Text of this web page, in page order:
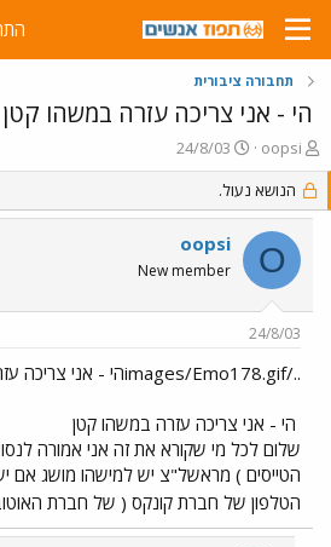
תחבורה ציבורית
הי - אני צריכה עזרה במשהו קטן
פ
ו
ת
ח
נ
oopsi
פ
ו
ר
ס
ם
ב
ת
ך
24/8/03
הנושא נעול.
O
oopsi
New member
24/8/03
../images/Emo178.gifהי - אני צריכה עזרה במשהו קטן
הי - אני צריכה עזרה במשהו קטן
שלום לכל מי שקורא את זה אני אמורה
הטייסים ) מראשל"צ יש למישהו מושג אם
הטלפון של חברת קונקס ( של חברת